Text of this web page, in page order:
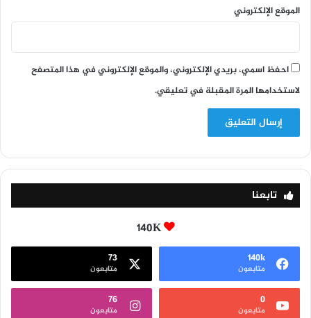
الموقع الإلكتروني
احفظ اسمي، بريدي الإلكتروني، والموقع الإلكتروني في هذا المتصفح
لاستخدامها المرة المقبلة في تعليقي.
تابعنا
140K
140k
متابعون
73
متابعون
0
متابعون
76
متابعون